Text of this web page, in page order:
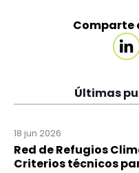
Comparte
Últimas
18 jun 2026
Red de Refugios
Criterios técnicos